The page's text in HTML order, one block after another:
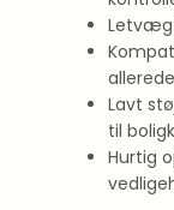
Lavt
til
Hurtig